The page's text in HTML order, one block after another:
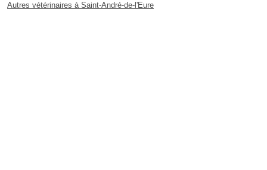
Autres vétérinaires à Saint-André-de-l'Eure